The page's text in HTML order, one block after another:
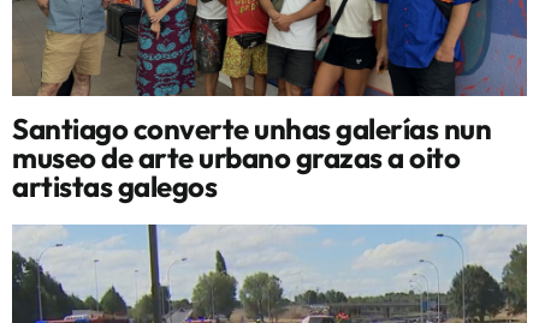
Santiago converte unhas galerías nun
museo de arte urbano grazas a oito
artistas galegos